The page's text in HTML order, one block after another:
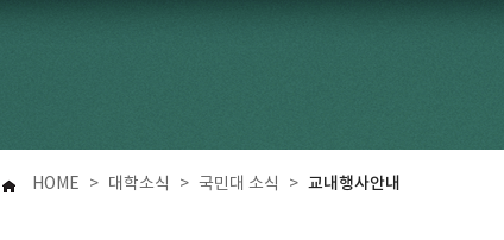
HOME > 대학소식 > 국민대 소식 > 교내행사안내